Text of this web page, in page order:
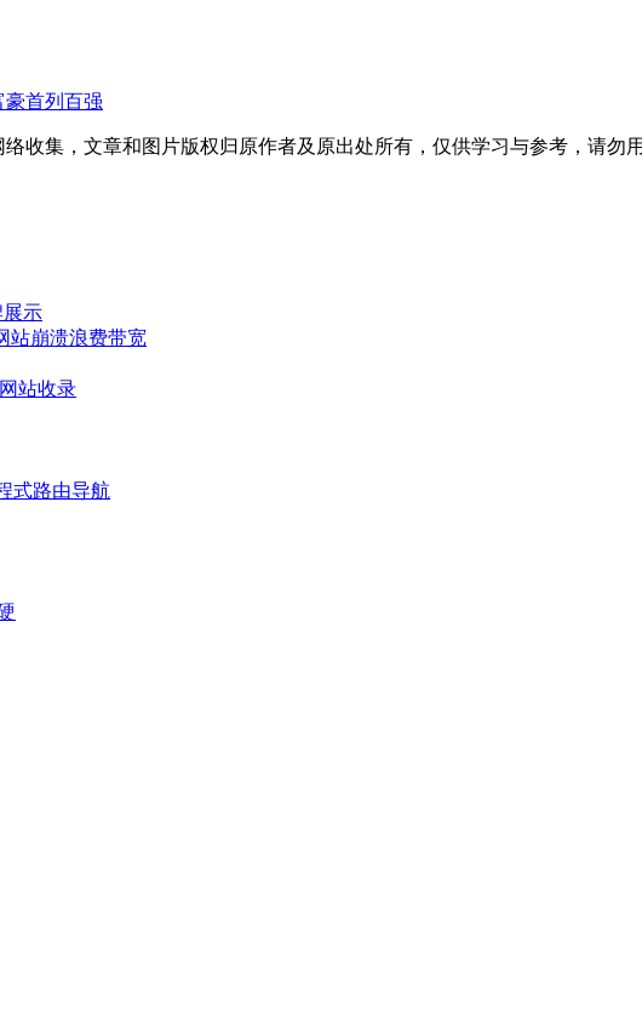
豪首列百强
收集，文章和图片版权归原作者及原出处所有，仅供学习与参考，请勿
展示
站崩溃浪费带宽
站收录
式路由导航